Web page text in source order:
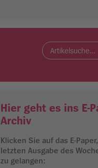
Search
for:
Hier geht es ins E-
Archiv
Klicken Sie auf das E-
letzten Ausgabe des
zu gelangen: